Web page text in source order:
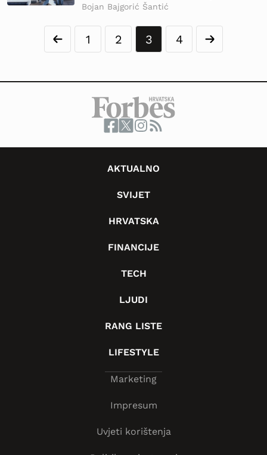
Bojan Bajgorić Šantić
1 2 3 4
AKTUALNO
SVIJET
HRVATSKA
FINANCIJE
TECH
LJUDI
RANG LISTE
LIFESTYLE
Marketing
Impresum
Uvjeti korištenja